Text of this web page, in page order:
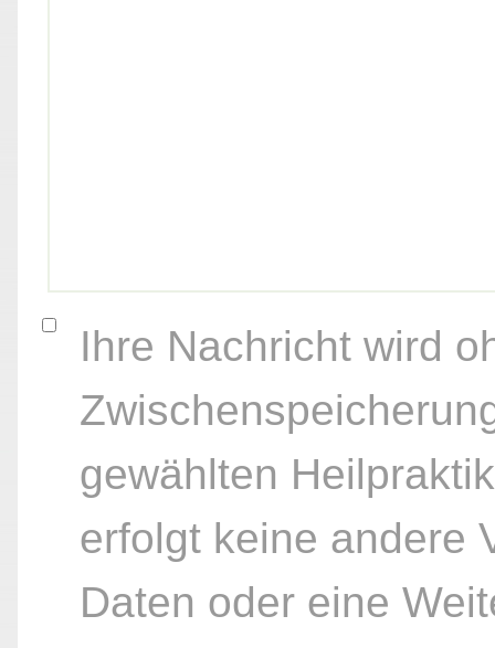
Ihre Nachricht wird
gewählten
erfolgt keine andere
Daten oder eine